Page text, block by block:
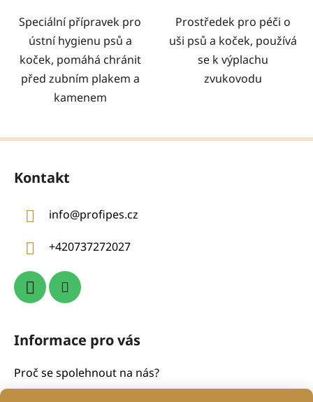
Speciální přípravek pro
ústní hygienu psů a
koček, pomáhá chránit
před zubním plakem a
kamenem
Prostředek pro péči o
uši psů a koček, používá
se k výplachu
zvukovodu
Z
Kontakt
info@profipes.cz
+420737272027
Informace pro vás
Proč se spolehnout na nás?
Obchodní podmínky